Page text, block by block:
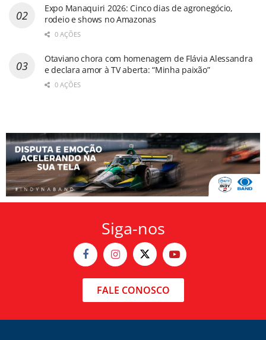
Expo Manaquiri 2026: Cinco dias de agronegócio,
rodeio e shows no Amazonas
0 AÇÕES
Otaviano chora com homenagem de Flávia Alessandra
e declara amor à TV aberta: “Minha paixão”
0 AÇÕES
Siga-nos
FALE CONOSCO